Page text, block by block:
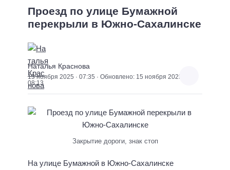
Проезд по улице Бумажной
перекрыли в Южно-Сахалинске
Наталья Краснова
15 ноября 2025 · 07:35 · Обновлено: 15 ноября 2025 ·
08:13
Закрытие дороги, знак стоп
На улице Бумажной в Южно-Сахалинске